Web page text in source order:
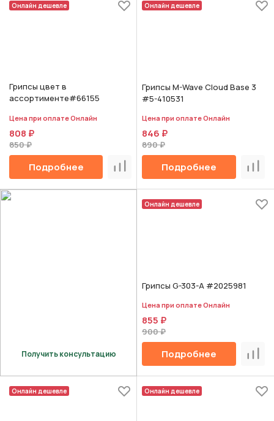
Онлайн дешевле
Грипсы цвет в
ассортименте#66155
Цена при оплате Онлайн
808 ₽
850 ₽
Подробнее Сравнить
Онлайн дешевле
Грипсы M-Wave Cloud Base 3
#5-410531
Цена при оплате Онлайн
846 ₽
890 ₽
Подробнее
Получить консультацию
Онлайн дешевле
Грипсы G-303-A #2025981
Цена при оплате Онлайн
855 ₽
900 ₽
Подробнее
Онлайн дешевле Онлайн дешевле